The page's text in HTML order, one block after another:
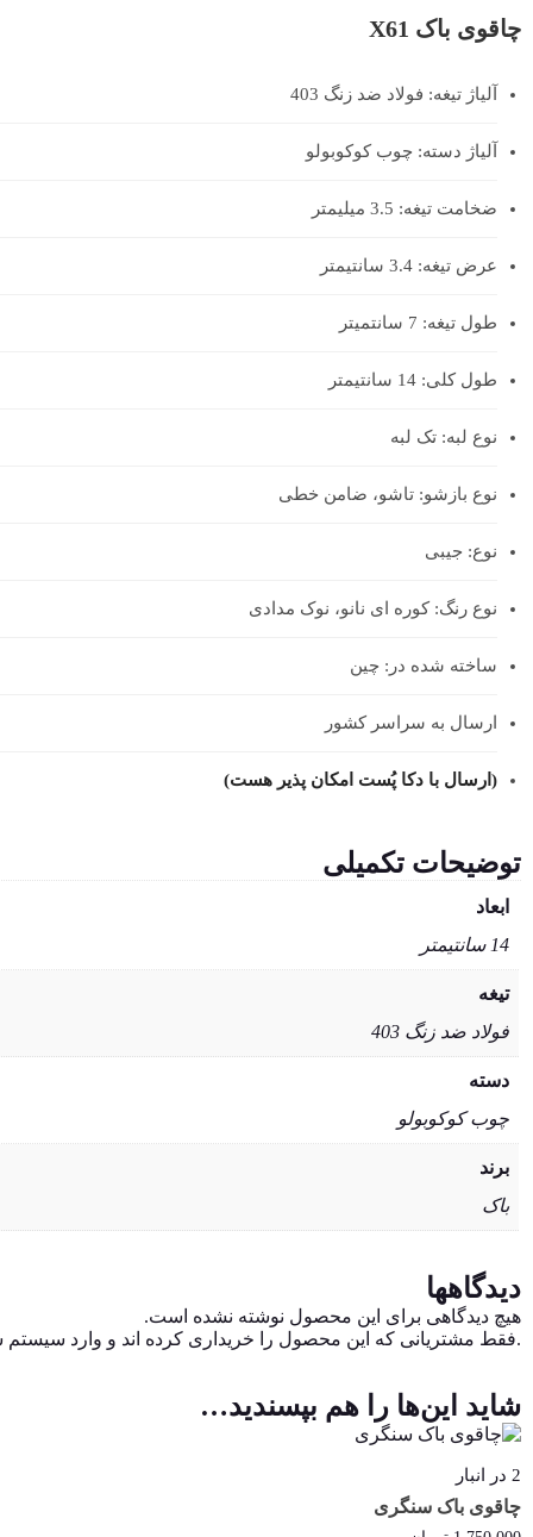
چاقوی باک X61
آلیاژ تیغه: فولاد ضد زنگ 403
آلیاژ دسته: چوب کوکوبولو
ضخامت تیغه: 3.5 میلیمتر
عرض تیغه: 3.4 سانتیمتر
طول تیغه: 7 سانتمیتر
طول کلی: 14 سانتیمتر
نوع لبه: تک لبه
نوع بازشو: تاشو، ضامن خطی
نوع: جیبی
نوع رنگ: کوره ای نانو، نوک مدادی
ساخته شده در: چین
ارسال به سراسر کشور
(ارسال با دکا پُست امکان پذیر هست)
توضیحات تکمیلی
ابعاد
14 سانتیمتر
تیغه
فولاد ضد زنگ 403
دسته
چوب کوکوبولو
برند
باک
دیدگاهها
هیچ دیدگاهی برای این محصول نوشته نشده است.
.فقط مشتریانی که این محصول را خریداری کرده اند و وارد سیستم
شاید این‌ها را هم بپسندید…
2 در انبار
چاقوی باک سنگری